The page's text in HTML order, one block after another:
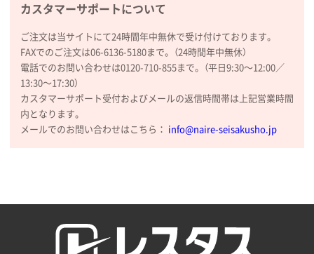
カスタマーサポートについて
ご注文は当サイトにて24時間年中無休で受け付けております。
FAXでのご注文は06-6136-5180まで。（24時間年中無休）
電話でのお問い合わせは0120-710-855まで。（平日9:30〜12:00／
13:30〜17:30）
カスタマーサポート受付およびメールの返信時間帯は上記営業時間
内となります。
メールでのお問い合わせはこちら： info@naire-seisakusho.jp